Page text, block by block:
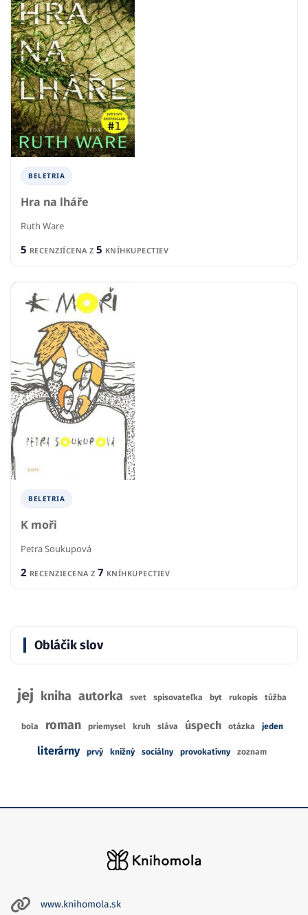
BELETRIA
Hra na lháře
Ruth Ware
5 RECENZIÍCENA Z 5 KNÍHKUPECTIEV
BELETRIA
K moři
Petra Soukupová
2 RECENZIECENA Z 7 KNÍHKUPECTIEV
Obláčik slov
jej kniha autorka svet spisovateľka byt rukopis túžba
bola roman priemysel kruh sláva úspech otázka jeden
literárny prvý knižný sociálny provokatívny zoznam
www.knihomola.sk